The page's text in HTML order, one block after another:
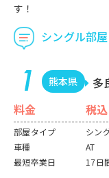
す！
シングル部
熊本県
多
料金
税
部屋タイプ
シン
車種
AT
最短卒業日
17日